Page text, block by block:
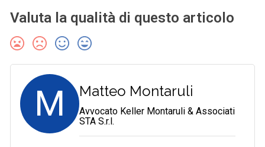
Valuta la qualità di questo articolo
M Matteo Montaruli
Avvocato Keller Montaruli & Associati
STA S.r.l.